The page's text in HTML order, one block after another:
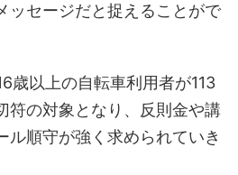
ッセージだと捉えることがで
歳以上の自転車利用者が113
符の対象となり、反則金や講
ル順守が強く求められていき